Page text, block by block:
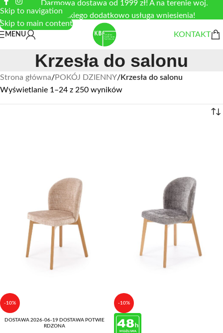
Skip to navigation
Skip to main content
Darmowa dostawa od 1999 zł! A na terenie woj.
łódzkiego dodatkowo usługa wniesienia!
MENU KONTAKT
Krzesła do salonu
Strona główna/POKÓJ DZIENNY/Krzesła do salonu
Wyświetlanie 1–24 z 250 wyników
-10%
DOSTAWA 2026-06-19 DOSTAWA POTWIE
RDZONA
-10%